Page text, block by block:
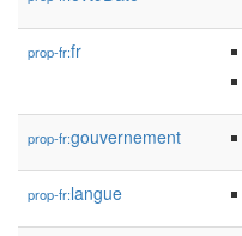
prop-fr:fr
prop-fr:gouvernement
prop-fr:langue